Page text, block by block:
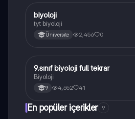
BBiyoloji
biyoloji
tyt biyoloji
Üniversite 2,456 0
Biyoloji
9.sınıf biyoloji full tekrar
Biyoloji
9 4,652 41
En popüler içerikler 9